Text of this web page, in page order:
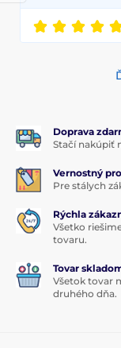
Doprava
Stačí nakúpiť
Vernostný
Pre stálych
Rýchla
Všetko
tovaru.
Tovar
Všetok tovar
druhého dňa.